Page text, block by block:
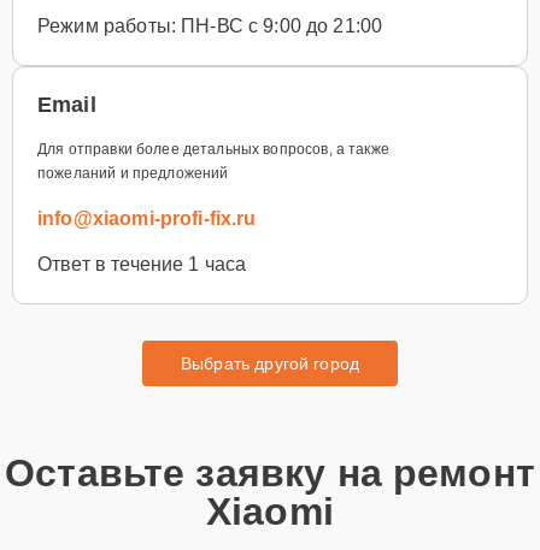
Режим работы: ПН-ВС с 9:00 до 21:00
Email
Для отправки более детальных вопросов, а также
пожеланий и предложений
info@xiaomi-profi-fix.ru
Ответ в течение 1 часа
Выбрать другой город
Оставьте заявку на ремонт
Xiaomi